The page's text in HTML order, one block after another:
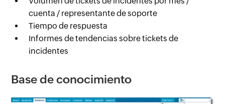
cuenta / representante de soporte
Tiempo de respuesta
Informes de tendencias sobre tickets de
incidentes
Base de conocimiento